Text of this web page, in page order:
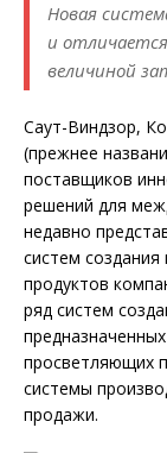
Новая
и
величиной
Саут-Виндзор,
(прежнее
поставщиков
решений для
недавно
систем
продуктов
ряд систем
просветляющих
системы
продажи.